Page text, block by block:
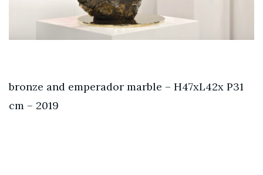
bronze and emperador marble – H47xL42x P31
cm – 2019